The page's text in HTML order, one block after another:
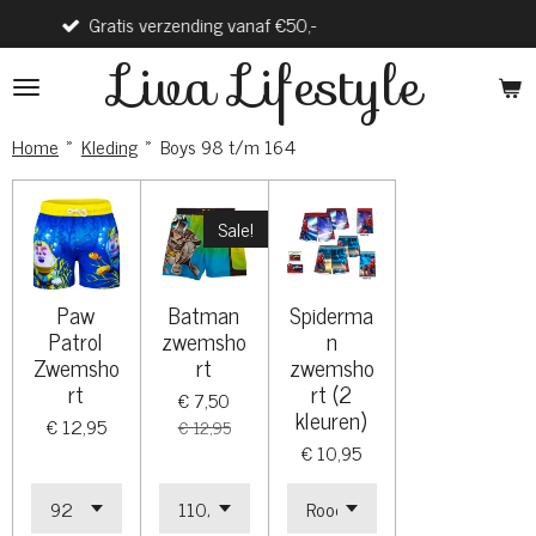
direct
naar
hoofdinhoud
Liva Lifestyle
verzending vanaf €50,-
Home » Kleding » Boys 98 t/m 164
Paw
Patrol
Zwemsho
rt
€ 12,95
Sale!
Batman
zwemsho
rt
€ 7,50
€ 12,95
Spiderma
n
zwemsho
rt (2
kleuren)
€ 10,95